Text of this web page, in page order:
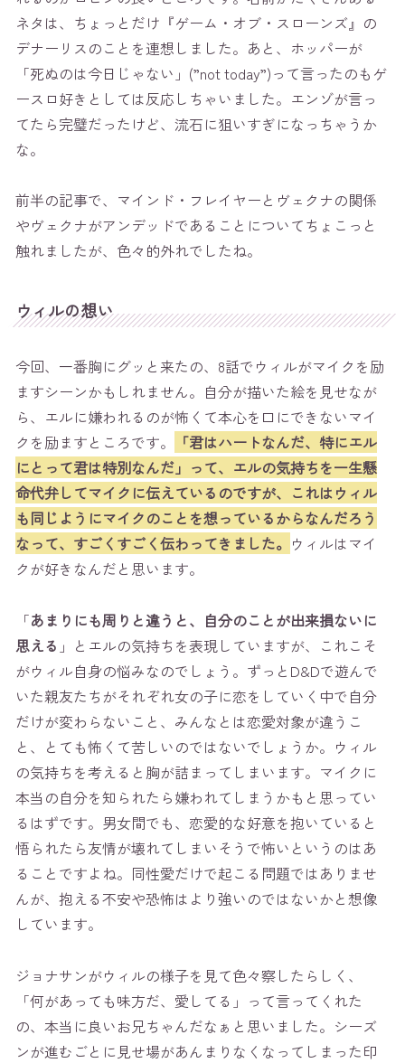
ネタは、ちょっとだけ『ゲーム・オブ・スローンズ』の
デナーリスのことを連想しました。あと、ホッパーが
「死ぬのは今日じゃない」(”not today”)って言ったのもゲ
ースロ好きとしては反応しちゃいました。エンゾが言っ
てたら完璧だったけど、流石に狙いすぎになっちゃうか
な。
前半の記事で、マインド・フレイヤーとヴェクナの関係
やヴェクナがアンデッドであることについてちょこっと
触れましたが、色々的外れでしたね。
ウィルの想い
今回、一番胸にグッと来たの、8話でウィルがマイクを励
ますシーンかもしれません。自分が描いた絵を見せなが
ら、エルに嫌われるのが怖くて本心を口にできないマイ
クを励ますところです。
「君はハートなんだ、特にエル
にとって君は特別なんだ」って、エルの気持ちを一生懸
命代弁してマイクに伝えているのですが、これはウィル
も同じようにマイクのことを想っているからなんだろう
なって、すごくすごく伝わってきました。 ウィルはマイ
クが好きなんだと思います。
「あまりにも周りと違うと、自分のことが出来損ないに
思える 」とエルの気持ちを表現していますが、これこそ
がウィル自身の悩みなのでしょう。ずっとD&Dで遊んで
いた親友たちがそれぞれ女の子に恋をしていく中で自分
だけが変わらないこと、みんなとは恋愛対象が違うこ
と、とても怖くて苦しいのではないでしょうか。ウィル
の気持ちを考えると胸が詰まってしまいます。マイクに
本当の自分を知られたら嫌われてしまうかもと思ってい
るはずです。男女間でも、恋愛的な好意を抱いていると
悟られたら友情が壊れてしまいそうで怖いというのはあ
ることですよね。同性愛だけで起こる問題ではありませ
んが、抱える不安や恐怖はより強いのではないかと想像
しています。
ジョナサンがウィルの様子を見て色々察したらしく、
「何があっても味方だ、愛してる」って言ってくれた
の、本当に良いお兄ちゃんだなぁと思いました。シーズ
ンが進むごとに見せ場があんまりなくなってしまった印